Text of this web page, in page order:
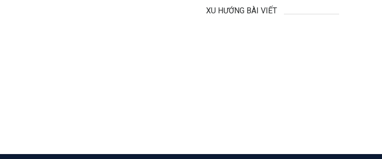
XU HƯỚNG BÀI VIẾT